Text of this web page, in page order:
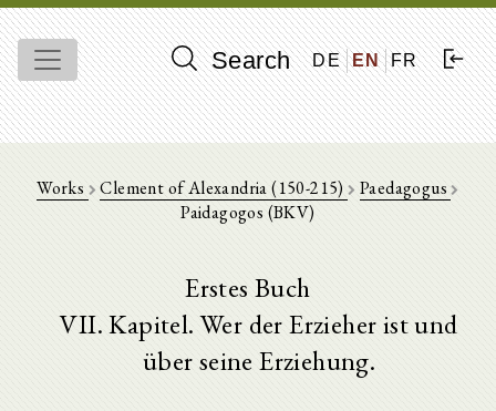
Search DE EN FR
Works Clement of Alexandria (150-215) Paedagogus
Paidagogos (BKV)
Erstes Buch
VII. Kapitel. Wer der Erzieher ist und
über seine Erziehung.